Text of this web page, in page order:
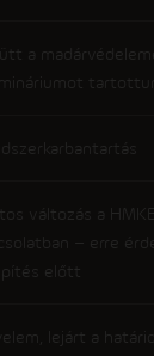
a
változás a
– erre
előtt
lejárt a